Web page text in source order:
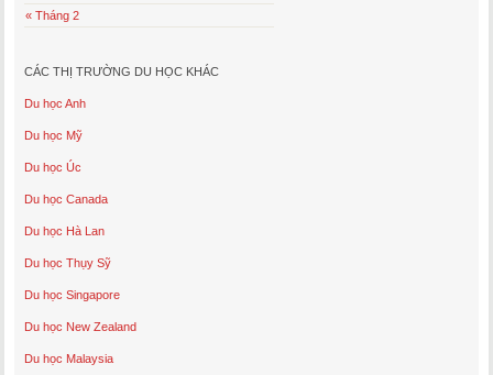
« Tháng 2
CÁC THỊ TRƯỜNG DU HỌC KHÁC
Du học Anh
Du học Mỹ
Du học Úc
Du học Canada
Du học Hà Lan
Du học Thụy Sỹ
Du học Singapore
Du học New Zealand
Du học Malaysia